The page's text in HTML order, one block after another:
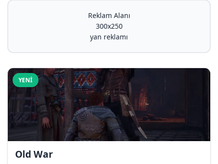
YENI
Old War
Reklam Alanı
300x250
yan reklamı